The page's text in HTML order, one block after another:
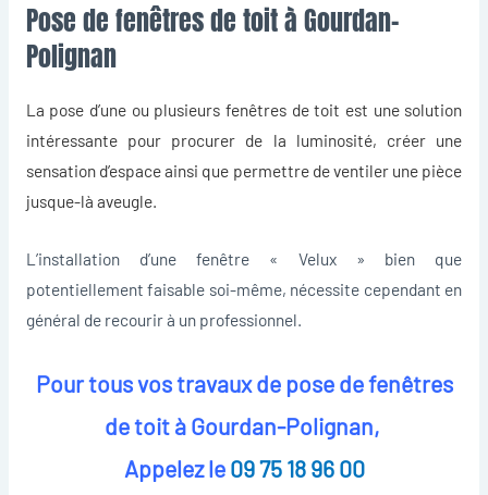
Pose de fenêtres de toit à Gourdan-
Polignan
La pose d’une ou plusieurs fenêtres de toit est une solution
intéressante pour procurer de la luminosité, créer une
sensation d’espace ainsi que permettre de ventiler une pièce
jusque-là aveugle.
L’installation d’une fenêtre « Velux » bien que
potentiellement faisable soi-même, nécessite cependant en
général de recourir à un professionnel.
Pour tous vos travaux de pose de fenêtres
de toit à Gourdan-Polignan,
Appelez le 09 75 18 96 00